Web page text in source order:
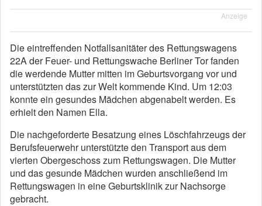
Anzeige
Die eintreffenden Notfallsanitäter des Rettungswagens
22A der Feuer- und Rettungswache Berliner Tor fanden
die werdende Mutter mitten im Geburtsvorgang vor und
unterstützten das zur Welt kommende Kind. Um 12:03
konnte ein gesundes Mädchen abgenabelt werden. Es
erhielt den Namen Ella.
Die nachgeforderte Besatzung eines Löschfahrzeugs der
Berufsfeuerwehr unterstützte den Transport aus dem
vierten Obergeschoss zum Rettungswagen. Die Mutter
und das gesunde Mädchen wurden anschließend im
Rettungswagen in eine Geburtsklinik zur Nachsorge
gebracht.